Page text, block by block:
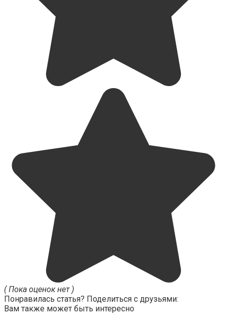
( Пока оценок нет )
Понравилась статья? Поделиться с друзьями:
Вам также может быть интересно